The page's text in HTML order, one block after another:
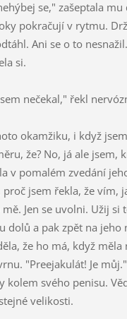
se," zašeptala mu
pokračují v rytmu.
Ani se o to
si.
nečekal," řekl
okamžiku, i když
že? No, já ale jsem,
v pomalém zvedání
proč jsem řekla, že vím,
Jen se uvolni. Užij si
dolů a pak zpět na jeho
že ho má, když měla
"Preejakulát! Je
kolem svého penisu.
velikosti.